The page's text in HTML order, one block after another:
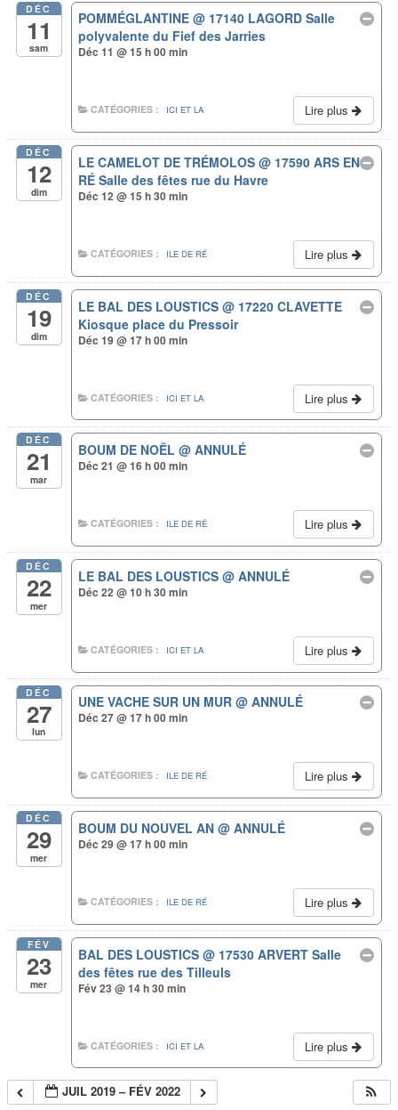
DÉC
11
sam
POMMÉGLANTINE@ 17140 LAGORD Salle
polyvalente du Fief des Jarries
Déc 11 @ 15 h 00 min
Lire plus
CATÉGORIES : ICI ET LA
DÉC
12
dim
LE CAMELOT DE TRÉMOLOS@ 17590 ARS EN
RÉ Salle des fêtes rue du Havre
Déc 12 @ 15 h 30 min
Lire plus
CATÉGORIES : ILE DE RÉ
DÉC
19
dim
LE BAL DES LOUSTICS@ 17220 CLAVETTE
Kiosque place du Pressoir
Déc 19 @ 17 h 00 min
Lire plus
CATÉGORIES : ICI ET LA
DÉC
21
mar
BOUM DE NOËL@ ANNULÉ
Déc 21 @ 16 h 00 min
Lire plus
CATÉGORIES : ILE DE RÉ
DÉC
22
mer
LE BAL DES LOUSTICS@ ANNULÉ
Déc 22 @ 10 h 30 min
Lire plus
CATÉGORIES : ICI ET LA
DÉC
27
lun
UNE VACHE SUR UN MUR@ ANNULÉ
Déc 27 @ 17 h 00 min
Lire plus
CATÉGORIES : ILE DE RÉ
DÉC
29
mer
BOUM DU NOUVEL AN@ ANNULÉ
Déc 29 @ 17 h 00 min
Lire plus
CATÉGORIES : ILE DE RÉ
FÉV
23
mer
BAL DES LOUSTICS@ 17530 ARVERT Salle
des fêtes rue des Tilleuls
Fév 23 @ 14 h 30 min
Lire plus
CATÉGORIES : ICI ET LA
JUIL 2019 – FÉV 2022
Doninspectacle.com